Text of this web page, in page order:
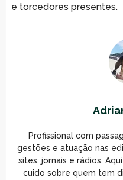
e torcedores presentes.
Profissional com
gestões e atuação nas
sites, jornais e rádios.
cuido sobre quem tem